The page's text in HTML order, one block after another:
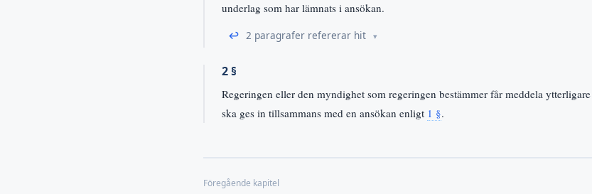
underlag som har lämnats i ansökan.
↩ 2 paragrafer refererar hit
2 §
Regeringen eller den myndighet som regeringen bestämmer får meddela
ska ges in tillsammans med en ansökan enligt 1 §.